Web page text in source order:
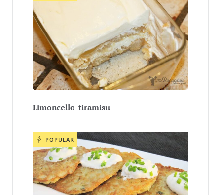
Limoncello-tiramisu
POPULAR